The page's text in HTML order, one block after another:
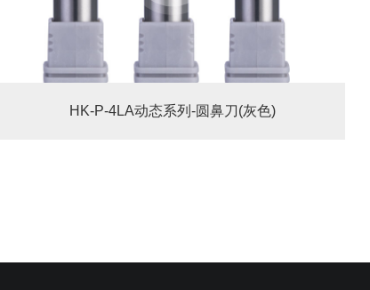
HK-P-4LA动态系列-圆鼻刀(灰色)